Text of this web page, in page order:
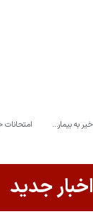
اهدای دستگاه ۲ میلیارد ریالی خیر به بیمارستان هشتگرد امتحانات
اخبار جدید